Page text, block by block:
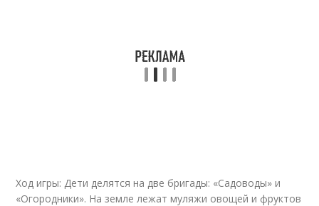
Ход игры: Дети делятся на две бригады: «Садоводы» и
«Огородники». На земле лежат муляжи овощей и фруктов